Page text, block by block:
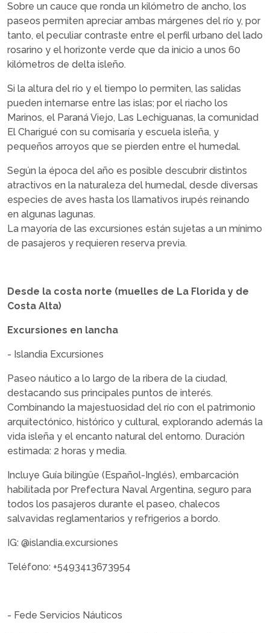
Sobre un cauce que ronda un kilómetro de ancho, los
paseos permiten apreciar ambas márgenes del río y, por
tanto, el peculiar contraste entre el perfil urbano del lado
rosarino y el horizonte verde que da inicio a unos 60
kilómetros de delta isleño.
Si la altura del río y el tiempo lo permiten, las salidas
pueden internarse entre las islas; por el riacho los
Marinos, el Paraná Viejo, Las Lechiguanas, la comunidad
El Charigué con su comisaría y escuela isleña, y
pequeños arroyos que se pierden entre el humedal.
Según la época del año es posible descubrir distintos
atractivos en la naturaleza del humedal, desde diversas
especies de aves hasta los llamativos irupés reinando
en algunas lagunas.
La mayoría de las excursiones están sujetas a un mínimo
de pasajeros y requieren reserva previa.
Desde la costa norte (muelles de La Florida y de
Costa Alta)
Excursiones en lancha
- Islandia Excursiones
Paseo náutico a lo largo de la ribera de la ciudad,
destacando sus principales puntos de interés.
Combinando la majestuosidad del río con el patrimonio
arquitectónico, histórico y cultural, explorando además la
vida isleña y el encanto natural del entorno. Duración
estimada: 2 horas y media.
Incluye Guía bilingüe (Español-Inglés), embarcación
habilitada por Prefectura Naval Argentina, seguro para
todos los pasajeros durante el paseo, chalecos
salvavidas reglamentarios y refrigerios a bordo.
IG: @islandia.excursiones
Teléfono: +5493413673954
- Fede Servicios Náuticos